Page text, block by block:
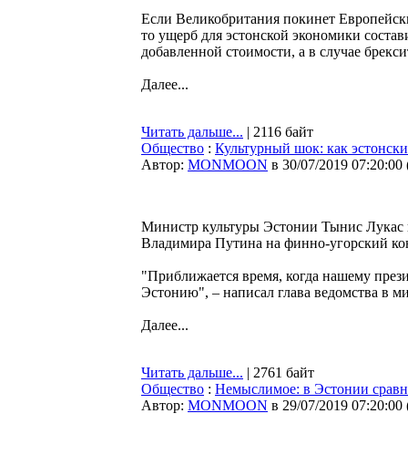
Если Великобритания покинет
то ущерб для эстонской экономики
добавленной стоимости, а в случае
Далее...
Читать дальше... | 2116 байт
Общество : Культурный шок: как
Автор: MONMOON в 30/07/2019 07:20:00
Министр культуры Эстонии Тынис Лукас
Владимира Путина на финно-угорский
"Приближается время, когда нашему
Эстонию", – написал глава ведомства в
Далее...
Читать дальше... | 2761 байт
Общество : Немыслимое: в Эстонии
Автор: MONMOON в 29/07/2019 07:20:00